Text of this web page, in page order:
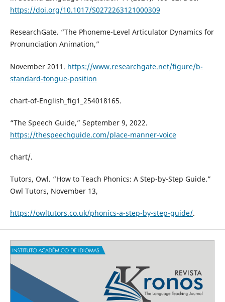
https://doi.org/10.1017/S0272263121000309
ResearchGate. “The Phoneme-Level Articulator Dynamics for
Pronunciation Animation,”
November 2011. https://www.researchgate.net/figure/b-
standard-tongue-position
chart-of-English_fig1_254018165.
“The Speech Guide,” September 9, 2022.
https://thespeechguide.com/place-manner-voice
chart/.
Tutors, Owl. “How to Teach Phonics: A Step-by-Step Guide.”
Owl Tutors, November 13,
https://owltutors.co.uk/phonics-a-step-by-step-guide/.